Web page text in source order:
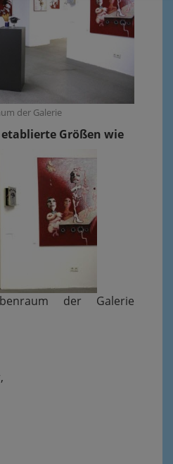
der Galerie
etablierte Größen wie
der Galerie